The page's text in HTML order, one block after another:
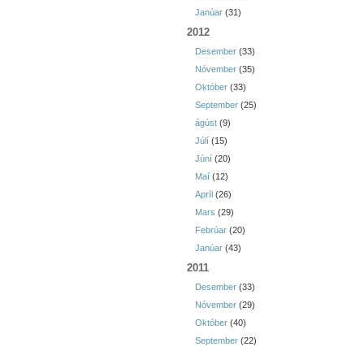
Janúar (31)
2012
Desember (33)
Nóvember (35)
Október (33)
September (25)
ágúst (9)
Júlí (15)
Júní (20)
Maí (12)
Apríl (26)
Mars (29)
Febrúar (20)
Janúar (43)
2011
Desember (33)
Nóvember (29)
Október (40)
September (22)